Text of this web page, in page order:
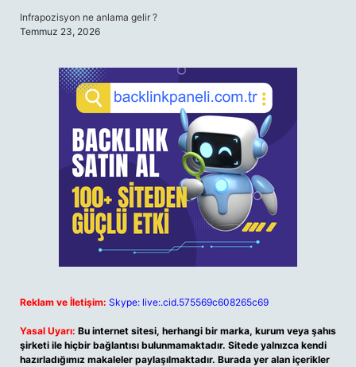
Infrapozisyon ne anlama gelir ?
Temmuz 23, 2026
Reklam ve İletişim: Skype: live:.cid.575569c608265c69
Yasal Uyarı: Bu internet sitesi, herhangi bir marka, kurum veya şahıs
şirketi ile hiçbir bağlantısı bulunmamaktadır. Sitede yalnızca kendi
hazırladığımız makaleler paylaşılmaktadır. Burada yer alan içerikler